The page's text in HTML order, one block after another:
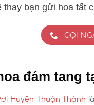
thay bạn gửi hoa tất
GỌI
đám tang
Huyện Thuận Thành